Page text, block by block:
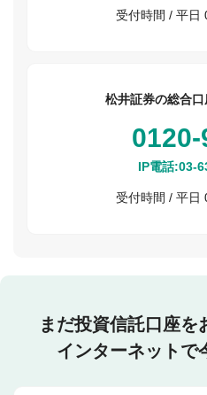
受付時間 / 平日
松井証券の総合
IP電話:03-
受付時間 / 平日
まだ投資信託口座を
インターネットで